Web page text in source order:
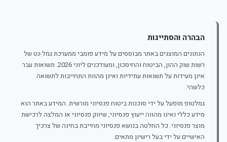
הבהרה והסתייגות
הנתונים המוצגים באתר מבוססים על מידע פומבי ממערכת גמל-נט של
רשות שוק ההון, הביטוח והחיסכון, ומעודכנים ליוני 2026. תשואות עבר
אינן מעידות על תשואות עתידיות ואינן מהוות התחייבות לתשואה
כלשהי.
גמלטופ מופעל על ידי סוכנות ביטוח פנסיוני מורשית. המידע באתר הוא
מידע כללי ואינו מהווה ייעוץ פנסיוני, שיווק פנסיוני או המלצה לרכישת
מוצר פנסיוני. כל החלטה בנושא פנסיוני מחייבת בחינה של צרכיך
האישיים על ידי בעל רישיון מתאים.